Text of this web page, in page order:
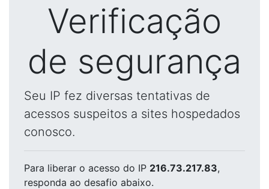
Verificação
de segurança
Seu IP fez diversas tentativas de
acessos suspeitos a sites hospedados
conosco.
Para liberar o acesso do IP 216.73.217.83,
responda ao desafio abaixo.